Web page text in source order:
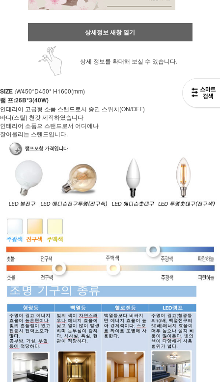
상세정보 새창 열기
상세 정보를 확대해 보실 수 있습니다.
SIZE :W450*D450* H1600(mm)
램 프:26B*3(40W)
인테리어 고급형 소품 스탠드로서 중간 스위치(ON/OFF)
바디(스틸) 천갓 제작하였습니다
인테리어 소품으 스탠드로서 어디에나
잘어울리는 스텐드입니다.